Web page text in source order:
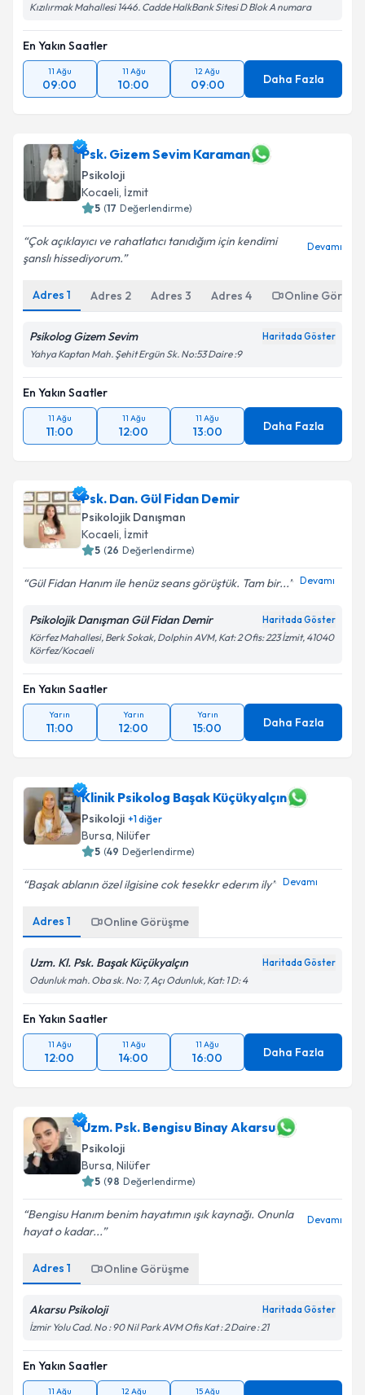
Kızılırmak Mahallesi 1446. Cadde HalkBank Sitesi D Blok A numara
En Yakın Saatler
11 Ağu
09:00
11 Ağu
10:00
12 Ağu
09:00 Daha Fazla
Psk. Gizem Sevim Karaman
Psikoloji
Kocaeli, İzmit
5 (17 Değerlendirme)
Çok açıklayıcı ve rahatlatıcı tanıdığım için kendimi
şanslı hissediyorum.
Devamı
Adres 1 Adres 2 Adres 3 Adres 4 Online
Psikolog Gizem Sevim Haritada Göster
Yahya Kaptan Mah. Şehit Ergün Sk. No:53 Daire :9
En Yakın Saatler
11 Ağu
11:00
11 Ağu
12:00
11 Ağu
13:00 Daha Fazla
Psk. Dan. Gül Fidan Demir
Psikolojik Danışman
Kocaeli, İzmit
5 (26 Değerlendirme)
Gül Fidan Hanım ile henüz seans görüştük. Tam bir... Devamı
Psikolojik Danışman Gül Fidan Demir Haritada Göster
Körfez Mahallesi, Berk Sokak, Dolphin AVM, Kat: 2 Ofis: 223 İzmit, 41040
Körfez/Kocaeli
En Yakın Saatler
Yarın
11:00
Yarın
12:00
Yarın
15:00 Daha Fazla
Klinik Psikolog Başak Küçükyalçın
Psikoloji +1diğer
Bursa, Nilüfer
5 (49 Değerlendirme)
Başak ablanın özel ilgisine cok tesekkr ederım ily Devamı
Adres 1 Online Görüşme
Uzm. Kl. Psk. Başak Küçükyalçın Haritada Göster
Odunluk mah. Oba sk. No: 7, Açı Odunluk, Kat: 1 D: 4
En Yakın Saatler
11 Ağu
12:00
11 Ağu
14:00
11 Ağu
16:00 Daha Fazla
Uzm. Psk. Bengisu Binay Akarsu
Psikoloji
Bursa, Nilüfer
5 (98 Değerlendirme)
Bengisu Hanım benim hayatımın ışık kaynağı. Onunla
hayat o kadar...
Devamı
Adres 1 Online Görüşme
Akarsu Psikoloji Haritada Göster
İzmir Yolu Cad. No : 90 Nil Park AVM Ofis Kat : 2 Daire : 21
En Yakın Saatler
11 Ağu 12 Ağu 15 Ağu